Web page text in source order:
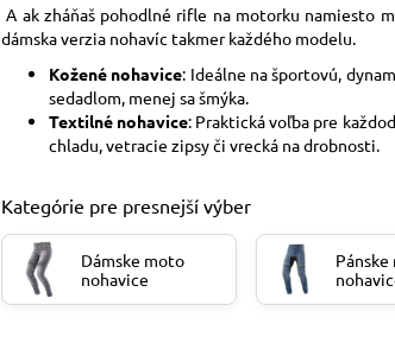
A ak zháňaš pohodlné rifle na motorku namiesto
dámska verzia nohavíc takmer každého modelu.
Kožené nohavice: Ideálne na športovú,
sedadlom, menej sa šmýka.
Textilné nohavice: Praktická voľba pre
chladu, vetracie zipsy či vrecká na drobnosti.
Kategórie pre presnejší výber
Dámske moto
nohavice